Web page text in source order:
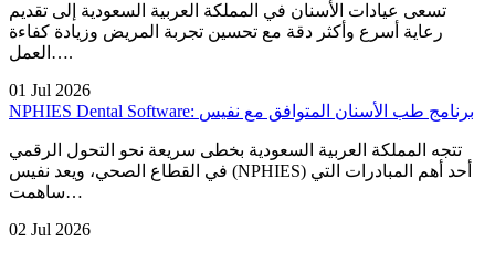
تسعى عيادات الأسنان في المملكة العربية السعودية إلى تقديم
رعاية أسرع وأكثر دقة مع تحسين تجربة المريض وزيادة كفاءة
العمل….
01 Jul 2026
NPHIES Dental Software: برنامج طب الأسنان المتوافق مع نفيس
تتجه المملكة العربية السعودية بخطى سريعة نحو التحول الرقمي
في القطاع الصحي، ويعد نفيس (NPHIES) أحد أهم المبادرات التي
ساهمت…
02 Jul 2026